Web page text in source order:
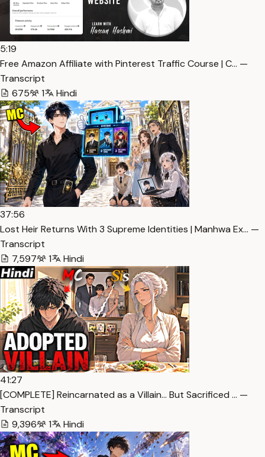
5:19
Free Amazon Affiliate with Pinterest Traffic Course | C… —
Transcript
675
1 Hindi
37:56
Lost Heir Returns With 3 Supreme Identities | Manhwa Ex… —
Transcript
7,597
1 Hindi
41:27
[COMPLETE] Reincarnated as a Villain… But Sacrificed … —
Transcript
9,396
1 Hindi